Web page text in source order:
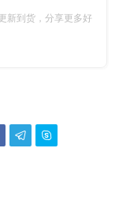
新到货，分享更多好
 